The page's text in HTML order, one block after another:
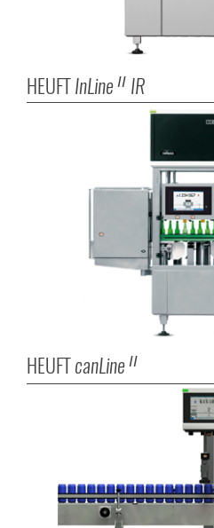
HEUFTInLine II IR
HEUFTcanLine II